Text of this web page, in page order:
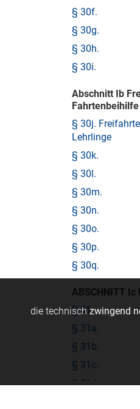
§ 30f.
§ 30g.
§ 30h.
§ 30i.
Abschnitt Ib
§ 30j.
Lehrlinge
§ 30k.
§ 30l.
§ 30m.
§ 30n.
§ 30o.
§ 30p.
§ 30q.
ABSCHNITT
§ 31.
§ 31a.
§ 31b.
§ 31c.
§ 31d.
die technischzwingend